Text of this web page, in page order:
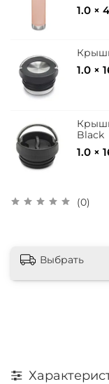
(0)
1.0 ×
1.0 ×
Black
1.0 ×
Выбрать